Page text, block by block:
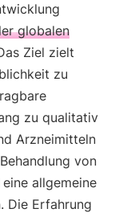
globalen
Ziel zielt
zu
zu qualitativ
Arzneimitteln
von
allgemeine
Die Erfahrung